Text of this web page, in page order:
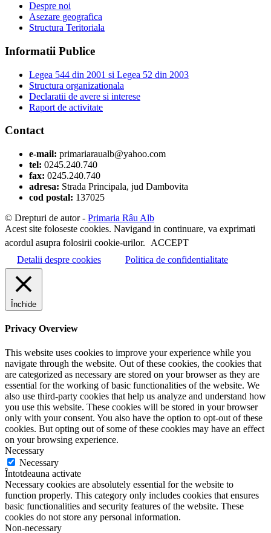
Despre noi
Asezare geografica
Structura Teritoriala
Informatii Publice
Legea 544 din 2001 si Legea 52 din 2003
Structura organizationala
Declaratii de avere si interese
Raport de activitate
Contact
e-mail: primariaraualb@yahoo.com
tel: 0245.240.740
fax: 0245.240.740
adresa: Strada Principala, jud Dambovita
cod postal: 137025
© Drepturi de autor - Primaria Râu Alb
Acest site foloseste cookies. Navigand in continuare, va exprimati
acordul asupra folosirii cookie-urilor.
ACCEPT
Detalii despre cookies
Politica de confidentialitate
Închide
Privacy Overview
This website uses cookies to improve your experience while you
navigate through the website. Out of these cookies, the cookies that
are categorized as necessary are stored on your browser as they are
essential for the working of basic functionalities of the website. We
also use third-party cookies that help us analyze and understand how
you use this website. These cookies will be stored in your browser
only with your consent. You also have the option to opt-out of these
cookies. But opting out of some of these cookies may have an effect
on your browsing experience.
Necessary
Necessary
Întotdeauna activate
Necessary cookies are absolutely essential for the website to
function properly. This category only includes cookies that ensures
basic functionalities and security features of the website. These
cookies do not store any personal information.
Non-necessary